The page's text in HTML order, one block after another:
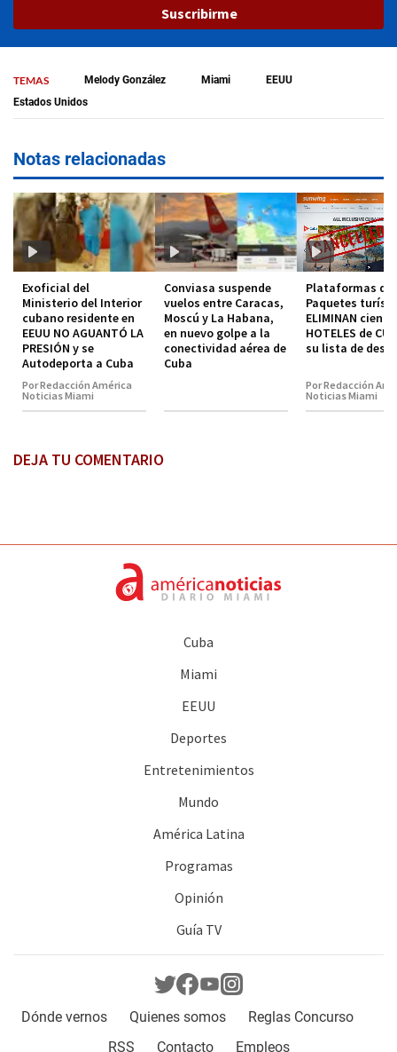
Suscribirme
TEMAS Melody González Miami
EEUU
Estados Unidos
Notas relacionadas
Exoficial del
Ministerio del Interior
cubano residente en
EEUU NO AGUANTÓ LA
PRESIÓN y se
Autodeporta a Cuba
Por Redacción América
Noticias Miami
Conviasa suspende
vuelos entre Caracas,
Moscú y La Habana,
en nuevo golpe a la
conectividad aérea de
Cuba
Plataformas de
Paquetes
ELIMINAN
HOTELES de
su lista de
Por Redacción
Noticias Miami
DEJA TU COMENTARIO
Cuba
Miami
EEUU
Deportes
Entretenimientos
Mundo
América Latina
Programas
Opinión
Guía TV
Dónde vernos Quienes somos
Reglas Concurso
RSS
Contacto Empleos